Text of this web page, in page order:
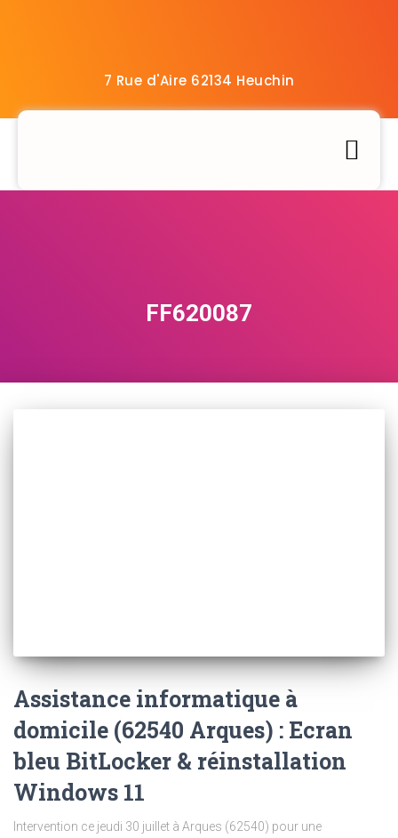
7 Rue d'Aire 62134 Heuchin
FF620087
Assistance informatique à
domicile (62540 Arques) : Ecran
bleu BitLocker & réinstallation
Windows 11
Intervention ce jeudi 30 juillet à Arques (62540) pour une